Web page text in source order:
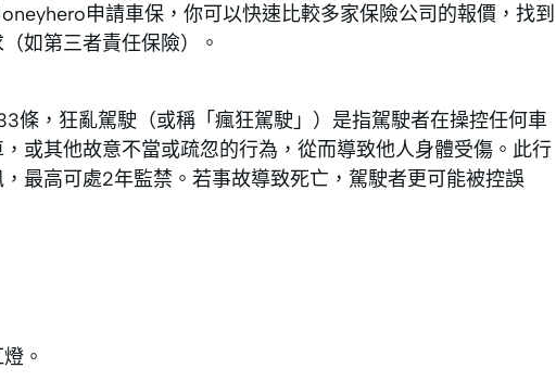
申請車保，你可以快速比較多家保險公司的報價，找到
如第三者責任保險）。
條，狂亂駕駛（或稱「瘋狂駕駛」）是指駕駛者在操控任何車
或其他故意不當或疏忽的行為，從而導致他人身體受傷。此行
最高可處2年監禁。若事故導致死亡，駕駛者更可能被控誤
。